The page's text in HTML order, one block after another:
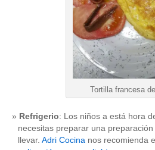
Tortilla francesa
Refrigerio: Los niños a está hora
necesitas preparar una
llevar. Adri Cocina nos recomienda